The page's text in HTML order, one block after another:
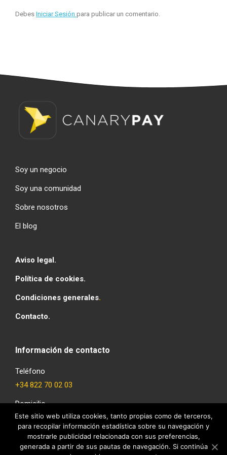
Debes Iniciar Sesión para publicar un comentario.
Soy un negocio
Soy una comunidad
Sobre nosotros
El blog
Aviso legal.
Política de cookies.
Condiciones generales.
Contacto.
Información de contacto
Teléfono
+34 822 70 02 03
Domicilio
C/ Cruz Verde 24, entreplanta, S/C Tenerife 38002.
Email
business@canarypay.com
Este sitio web utiliza cookies, tanto propias como de terceros,
para recopilar información estadística sobre su navegación y
mostrarle publicidad relacionada con sus preferencias,
generada a partir de sus pautas de navegación. Si continúa